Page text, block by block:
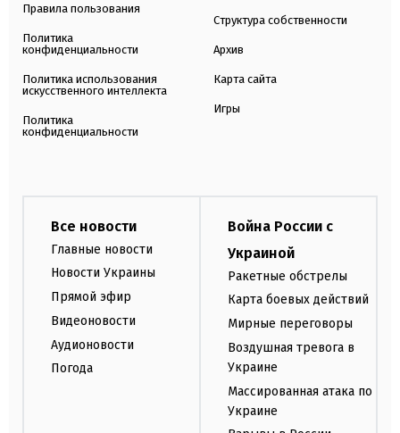
Правила пользования
Политика
конфиденциальности
Политика использования
искусственного интеллекта
Политика
конфиденциальности
Структура собственности
Архив
Карта сайта
Игры
Все новости
Главные новости
Новости Украины
Прямой эфир
Видеоновости
Аудионовости
Погода
Война России с
Украиной
Ракетные обстрелы
Карта боевых действий
Мирные переговоры
Воздушная тревога в
Украине
Массированная атака по
Украине